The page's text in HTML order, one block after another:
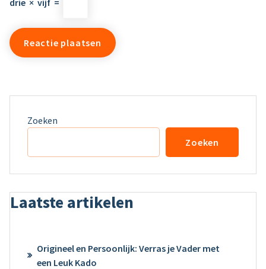
Zoeken
Zoeken
Laatste artikelen
Origineel en Persoonlijk: Verras je Vader met
een Leuk Kado